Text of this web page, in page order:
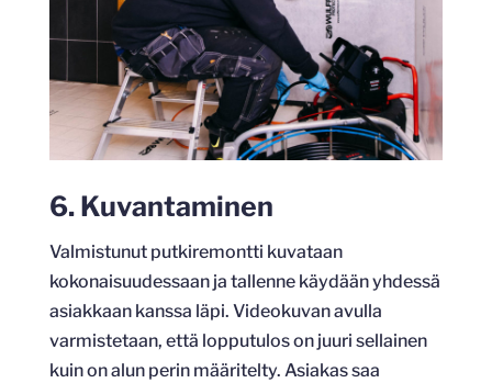
6. Kuvantaminen
Valmistunut putkiremontti kuvataan
kokonaisuudessaan ja tallenne käydään yhdessä
asiakkaan kanssa läpi. Videokuvan avulla
varmistetaan, että lopputulos on juuri sellainen
kuin on alun perin määritelty. Asiakas saa